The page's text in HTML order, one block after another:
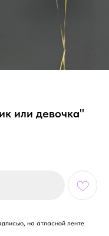
или девочка"
на атласной ленте